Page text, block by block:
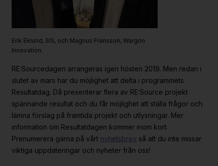
Erik Eklund, SIS, och Magnus Fransson, Wargön
Innovation.
RE:Sourcedagen arrangeras igen hösten 2019. Men redan i
slutet av mars har du möjlighet att delta i programmets
Resultatdag. Då presenterar flera av RE:Source projekt
spännande resultat och du får möjlighet att ställa frågor och
lämna förslag på framtida projekt och utlysningar. Mer
information om Resultatdagen kommer inom kort.
Prenumerera gärna på vårt nyhetsbrev så att du inte missar
viktiga uppdateringar och nyheter från oss!